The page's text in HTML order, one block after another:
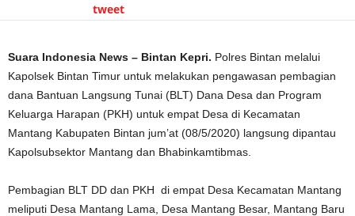
tweet
Suara Indonesia News – Bintan Kepri. Polres Bintan melalui
Kapolsek Bintan Timur untuk melakukan pengawasan pembagian
dana Bantuan Langsung Tunai (BLT) Dana Desa dan Program
Keluarga Harapan (PKH) untuk empat Desa di Kecamatan
Mantang Kabupaten Bintan jum’at (08/5/2020) langsung dipantau
Kapolsubsektor Mantang dan Bhabinkamtibmas.
Pembagian BLT DD dan PKH di empat Desa Kecamatan Mantang
meliputi Desa Mantang Lama, Desa Mantang Besar, Mantang Baru